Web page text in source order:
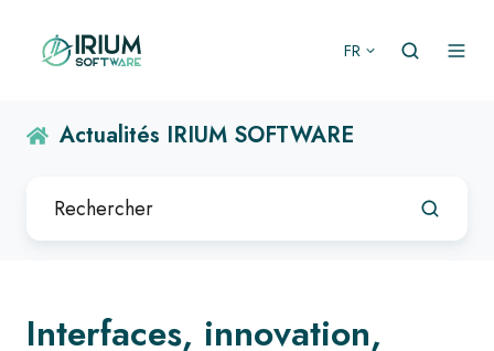
FR
Actualités IRIUM SOFTWARE
Interfaces, innovation,